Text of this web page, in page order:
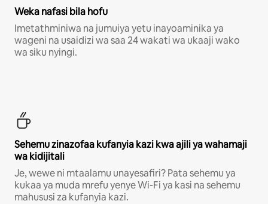
Weka nafasi bila hofu
Imetathminiwa na jumuiya yetu inayoaminika ya
wageni na usaidizi wa saa 24 wakati wa ukaaji wako
wa siku nyingi.
Sehemu zinazofaa kufanyia kazi kwa ajili ya wahamaji
wa kidijitali
Je, wewe ni mtaalamu unayesafiri? Pata sehemu ya
kukaa ya muda mrefu yenye Wi-Fi ya kasi na sehemu
mahususi za kufanyia kazi.